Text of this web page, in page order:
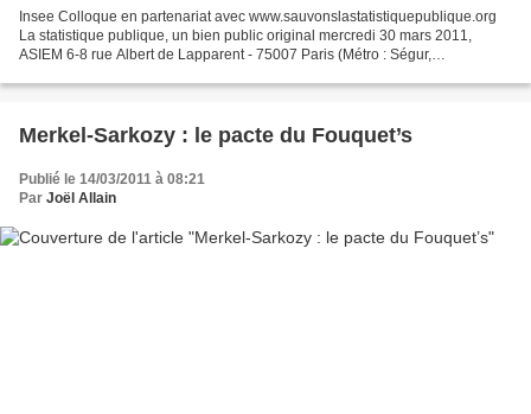
Insee Colloque en partenariat avec www.sauvonslastatistiquepublique.org
La statistique publique, un bien public original mercredi 30 mars 2011,
ASIEM 6-8 rue Albert de Lapparent - 75007 Paris (Métro : Ségur,
Merkel-Sarkozy : le pacte du Fouquet’s
Publié le 14/03/2011 à 08:21
Par Joël Allain